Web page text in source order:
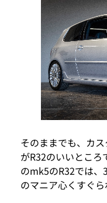
そのままでも、カ
がR32のいいとこ
のmk5のR32では、
のマニア心くすぐ